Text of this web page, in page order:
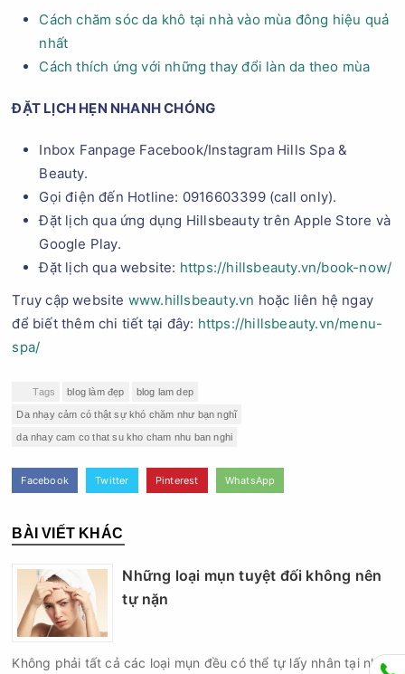
Cách chăm sóc da khô tại nhà vào mùa đông hiệu quả
nhất
Cách thích ứng với những thay đổi làn da theo mùa
ĐẶT LỊCH HẸN NHANH CHÓNG
Inbox Fanpage Facebook/Instagram Hills Spa &
Beauty.
Gọi điện đến Hotline: 0916603399 (call only).
Đặt lịch qua ứng dụng Hillsbeauty trên Apple Store và
Google Play.
Đặt lịch qua website: https://hillsbeauty.vn/book-now/
Truy cập website www.hillsbeauty.vn hoặc liên hệ ngay
để biết thêm chi tiết tại đây: https://hillsbeauty.vn/menu-
spa/
Tags blog làm đẹp blog lam dep
Da nhạy cảm có thật sự khó chăm như bạn nghĩ
da nhay cam co that su kho cham nhu ban nghi
Facebook Twitter Pinterest WhatsApp
BÀI VIẾT KHÁC
Những loại mụn tuyệt đối không nên
tự nặn
Không phải tất cả các loại mụn đều có thể tự lấy nhân tại nhà.